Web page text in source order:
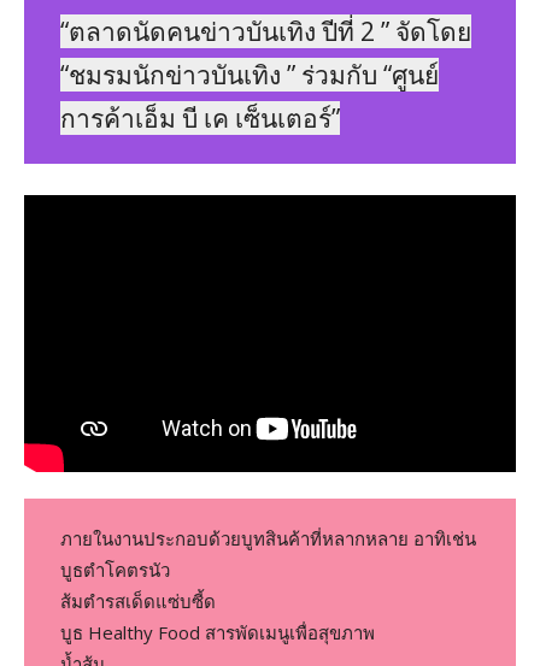
“ตลาดนัดคนข่าวบันเทิง ปีที่ 2 ” จัดโดย
“ชมรมนักข่าวบันเทิง ” ร่วมกับ “ศูนย์
การค้าเอ็ม บี เค เซ็นเตอร์”
ภายในงานประกอบด้วยบูทสินค้าที่หลากหลาย อาทิเช่น
บูธตำโคตรนัว
ส้มตำรสเด็ดแซ่บซี้ด
บูธ Healthy Food สารพัดเมนูเพื่อสุขภาพ